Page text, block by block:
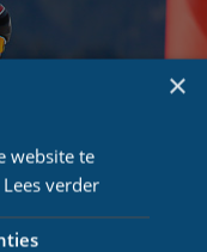
×
website te
Lees verder